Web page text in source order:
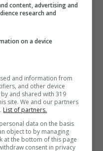
l’iniziale
entrare
letture a
prima,
entrambi
ruoli del
content, advertising and
research and
on a device
and information from
and other device
and shared with 319
site. We and our partners
List of partners.
data on the basis
object to by managing
at the bottom of this page
consent in privacy